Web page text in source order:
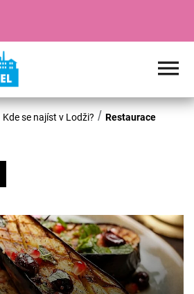
Kde se najíst v Lodži? Restaurace